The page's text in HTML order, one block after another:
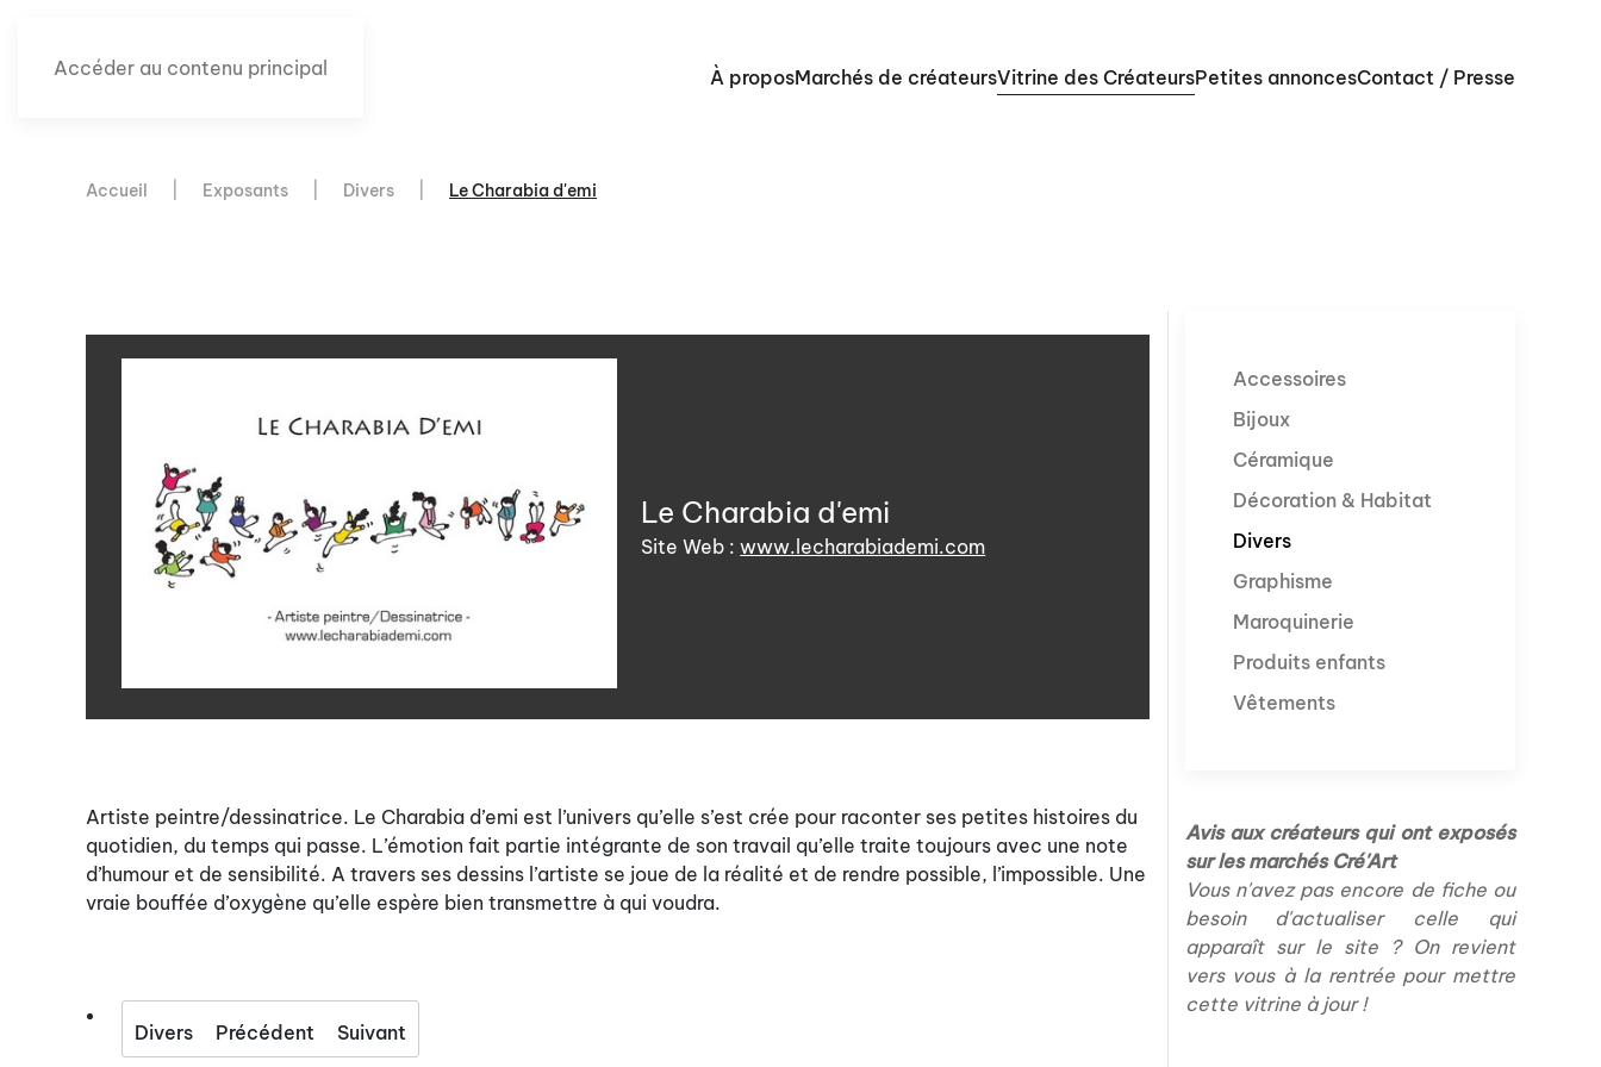
Accéder au contenu principal À proposMarchés de créateursVitrine des CréateursPetites annoncesContact / Presse
Accueil Exposants Divers Le Charabia d'emi
Le Charabia d'emi
Site Web :www.lecharabiademi.com
Artiste peintre/dessinatrice. Le Charabia d’emi est l’univers qu’elle s’est crée pour raconter ses petites histoires du
quotidien, du temps qui passe. L’émotion fait partie intégrante de son travail qu’elle traite toujours avec une note
d’humour et de sensibilité. A travers ses dessins l’artiste se joue de la réalité et de rendre possible, l’impossible. Une
vraie bouffée d’oxygène qu’elle espère bien transmettre à qui voudra.
Divers Précédent Suivant
Accessoires
Bijoux
Céramique
Décoration & Habitat
Divers
Graphisme
Maroquinerie
Produits enfants
Vêtements
Avis aux créateurs qui ont exposés
sur les marchés Cré'Art
Vous n'avez pas encore de fiche ou
besoin d'actualiser celle qui
apparaît sur le site ? On revient
vers vous à la rentrée pour mettre
cette vitrine à jour !